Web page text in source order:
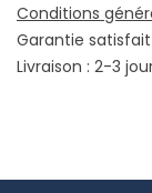
Conditions
Garantie
Livraison : 2-3